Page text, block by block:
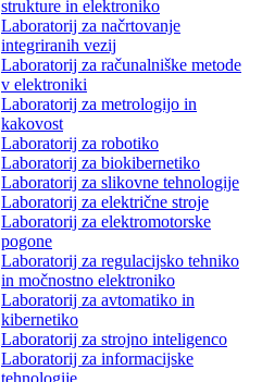
strukture in elektroniko
Laboratorij za načrtovanje
integriranih vezij
Laboratorij za računalniške metode
v elektroniki
Laboratorij za metrologijo in
kakovost
Laboratorij za robotiko
Laboratorij za biokibernetiko
Laboratorij za slikovne tehnologije
Laboratorij za električne stroje
Laboratorij za elektromotorske
pogone
Laboratorij za regulacijsko tehniko
in močnostno elektroniko
Laboratorij za avtomatiko in
kibernetiko
Laboratorij za strojno inteligenco
Laboratorij za informacijske
tehnologije